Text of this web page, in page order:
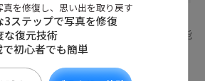
真を修復し、思い出を取り戻す
3ステップで写真を修復
な復元技術
で初心者でも簡単
できない場合、デバイスやSDカー
下の対処法によって解決できる可能